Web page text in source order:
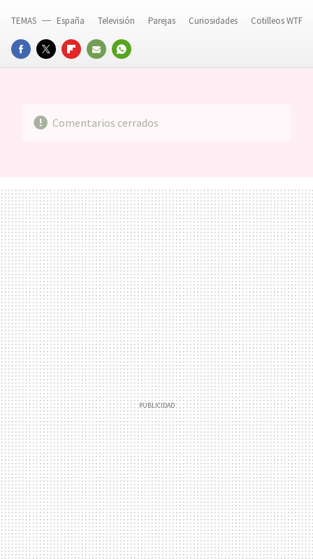
FACEBOOKTWITTERFLIPBOARD
E-
WHATSAPP
TEMAS España Televisión Parejas Curiosidades Cotilleos WTF
Comentarios cerrados